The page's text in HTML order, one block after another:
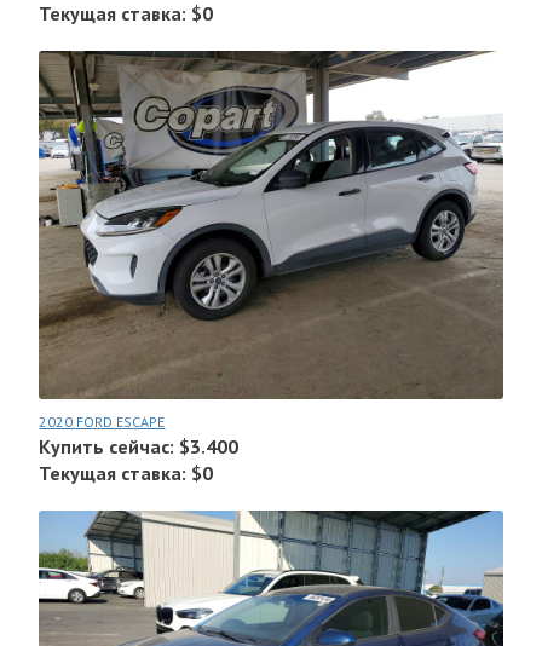
Текущая ставка: $0
2020 FORD ESCAPE
Купить сейчас: $3.400
Текущая ставка: $0